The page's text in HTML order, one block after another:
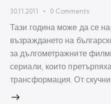
30.11.2011 0 Comments
Тази година може да се
възраждането на
за дългометражните
сериали, които
трансформация. От